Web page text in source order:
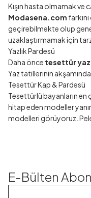
Kışın hasta olmamak
Modasena.com
geçirebilmekte olup
uzaklaştırmamak için
Yazlık Pardesü
Daha önce tesettür
Yaz tatillerinin
Tesettür Kap & Pardesü
Tesettürlü bayanların
hitap eden modeller
modelleri görüyoruz.
E-Bülten